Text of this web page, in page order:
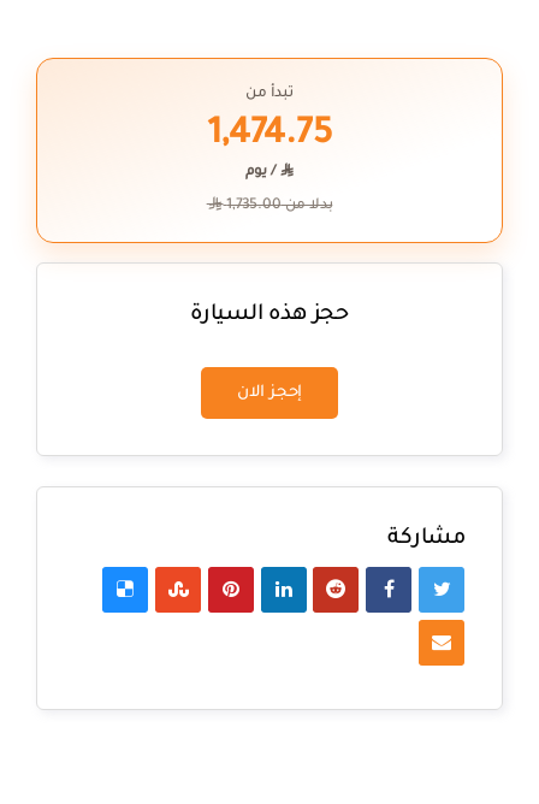
تبدأ من
1,474.75
$ / يوم
بدلا من 1,735.00 $
حجز هذه السيارة
إحجز الان
مشاركة